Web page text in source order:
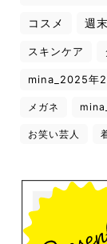
コスメ 週末
スキンケア
mina_2025年
メガネ
お笑い芸人